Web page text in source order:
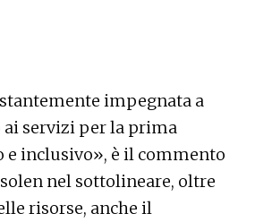
impegnata a
ai servizi per la prima
e inclusivo», è il commento
nel sottolineare, oltre
risorse, anche il